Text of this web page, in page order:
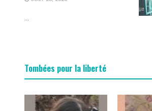
...
Tombées pour la liberté